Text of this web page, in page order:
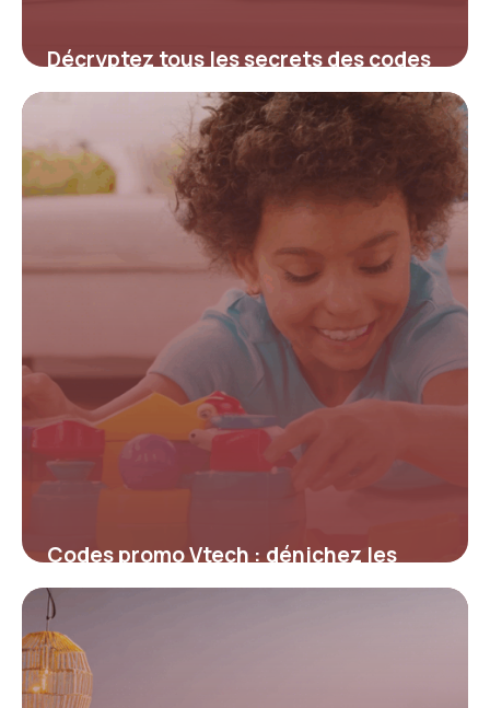
Décryptez tous les secrets des codes
promo Le Sac Outlet pour maximiser
vos économies
4 juillet 2025
Codes promo Vtech : dénichez les
meilleures offres pour économiser sur
les jouets éducatifs
4 juillet 2025